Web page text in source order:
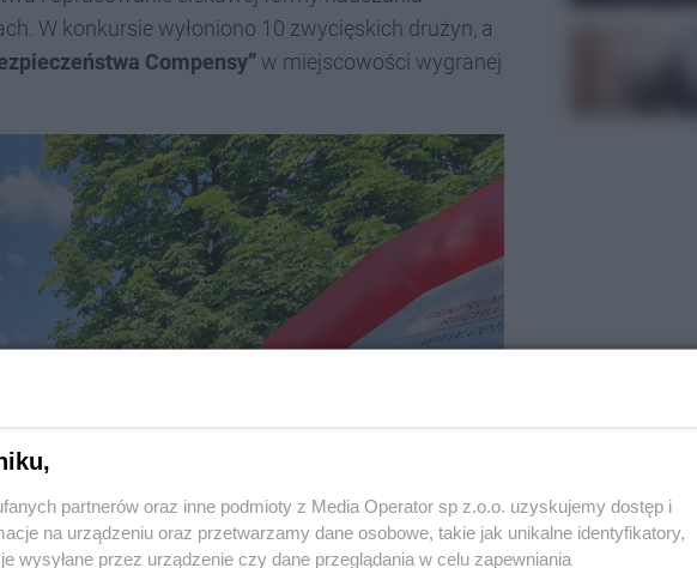
W konkursie wyłoniono 10 zwycięskich drużyn, a
Compensy” w miejscowości wygranej
partnerów oraz inne podmioty z Media Operator sp z.o.o. uzyskujemy dostęp i
na urządzeniu oraz przetwarzamy dane osobowe, takie jak unikalne identyfikatory,
wysyłane przez urządzenie czy dane przeglądania w celu zapewniania